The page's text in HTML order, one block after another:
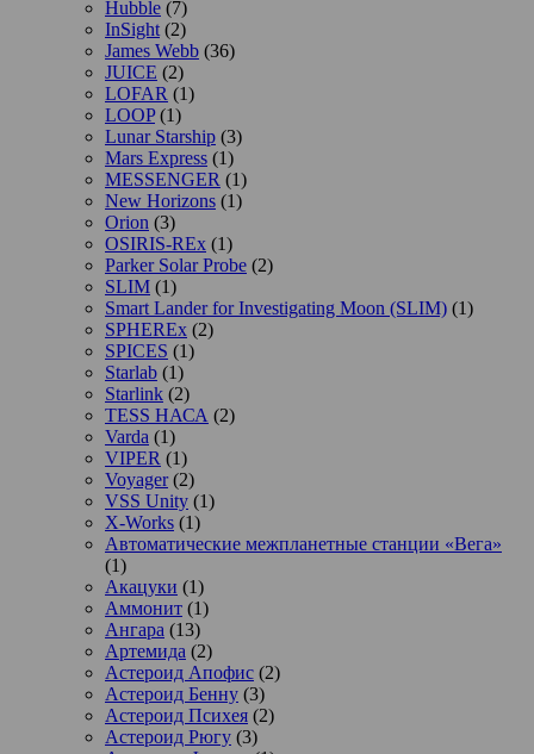
Hubble (7)
InSight (2)
James Webb (36)
JUICE (2)
LOFAR (1)
LOOP(1)
Lunar Starship (3)
Mars Express (1)
MESSENGER (1)
New Horizons (1)
Orion (3)
OSIRIS-REx (1)
Parker Solar Probe (2)
SLIM (1)
Smart Lander for Investigating Moon (SLIM) (1)
SPHEREx (2)
SPICES (1)
Starlab (1)
Starlink (2)
TESS НАСА (2)
Varda (1)
VIPER (1)
Voyager(2)
VSS Unity (1)
X-Works (1)
Автоматические межпланетные станции «Вега»
(1)
Акацуки (1)
Аммонит (1)
Ангара (13)
Артемида (2)
Астероид Апофис (2)
Астероид Бенну (3)
Астероид Психея (2)
Астероид Рюгу (3)